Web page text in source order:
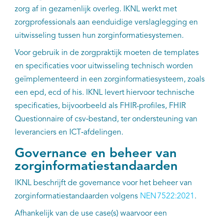
zorg af in gezamenlijk overleg. IKNL werkt met
zorgprofessionals aan eenduidige verslaglegging en
uitwisseling tussen hun zorginformatiesystemen.
Voor gebruik in de zorgpraktijk moeten de templates
en specificaties voor uitwisseling technisch worden
geïmplementeerd in een zorginformatiesysteem, zoals
een epd, ecd of his. IKNL levert hiervoor technische
specificaties, bijvoorbeeld als FHIR-profiles, FHIR
Questionnaire of csv‑bestand, ter ondersteuning van
leveranciers en ICT‑afdelingen.
Governance en beheer van
zorginformatiestandaarden
IKNL beschrijft de governance voor het beheer van
zorginformatiestandaarden volgens NEN 7522:2021 .
Afhankelijk van de use case(s) waarvoor een